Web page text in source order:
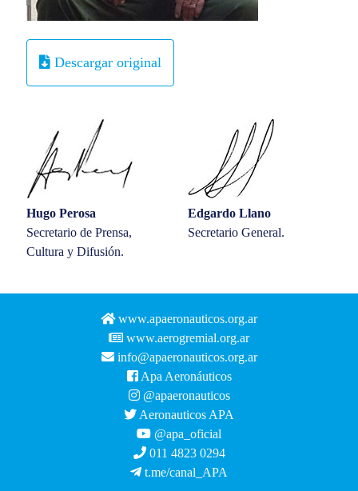
Descargar original
Hugo Perosa
Secretario de Prensa,
Cultura y Difusión.
Edgardo Llano
Secretario General.
www.apaeronauticos.org.ar
www.aerogremial.org.ar
info@apaeronauticos.org.ar
Apa Aeronáuticos
@apaeronauticos
Aeronauticos APA
@apa_oficial
011 4823 0294
t.me/canal_APA